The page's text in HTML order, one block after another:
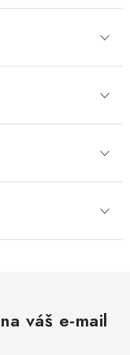
váš e-mail